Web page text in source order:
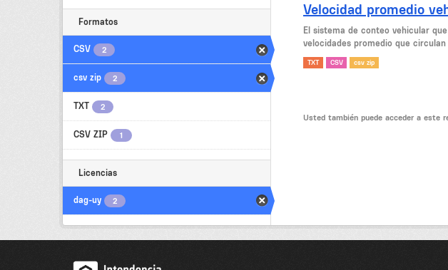
Formatos
CSV 2
csv zip 2
TXT 2
CSV ZIP 1
Licencias
dag-uy 2
Velocidad promedio
El sistema de conteo vehicular
velocidades promedio que circulan
TXT CSV csv zip
Usted también puede acceder a este